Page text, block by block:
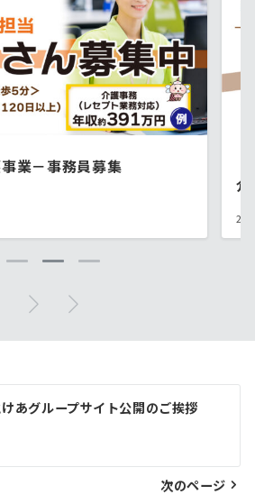
業－事務員募集
介
あグループサイト公開のご挨拶
次のページ